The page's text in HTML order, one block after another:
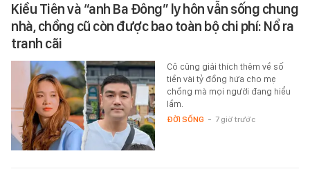
Kiều Tiên và “anh Ba Đông” ly hôn vẫn sống chung
nhà, chồng cũ còn được bao toàn bộ chi phí: Nổ ra
tranh cãi
Cô cũng giải thích thêm về số
tiền vài tỷ đồng hứa cho mẹ
chồng mà mọi người đang hiểu
lầm.
ĐỜI SỐNG - 7 giờ trước